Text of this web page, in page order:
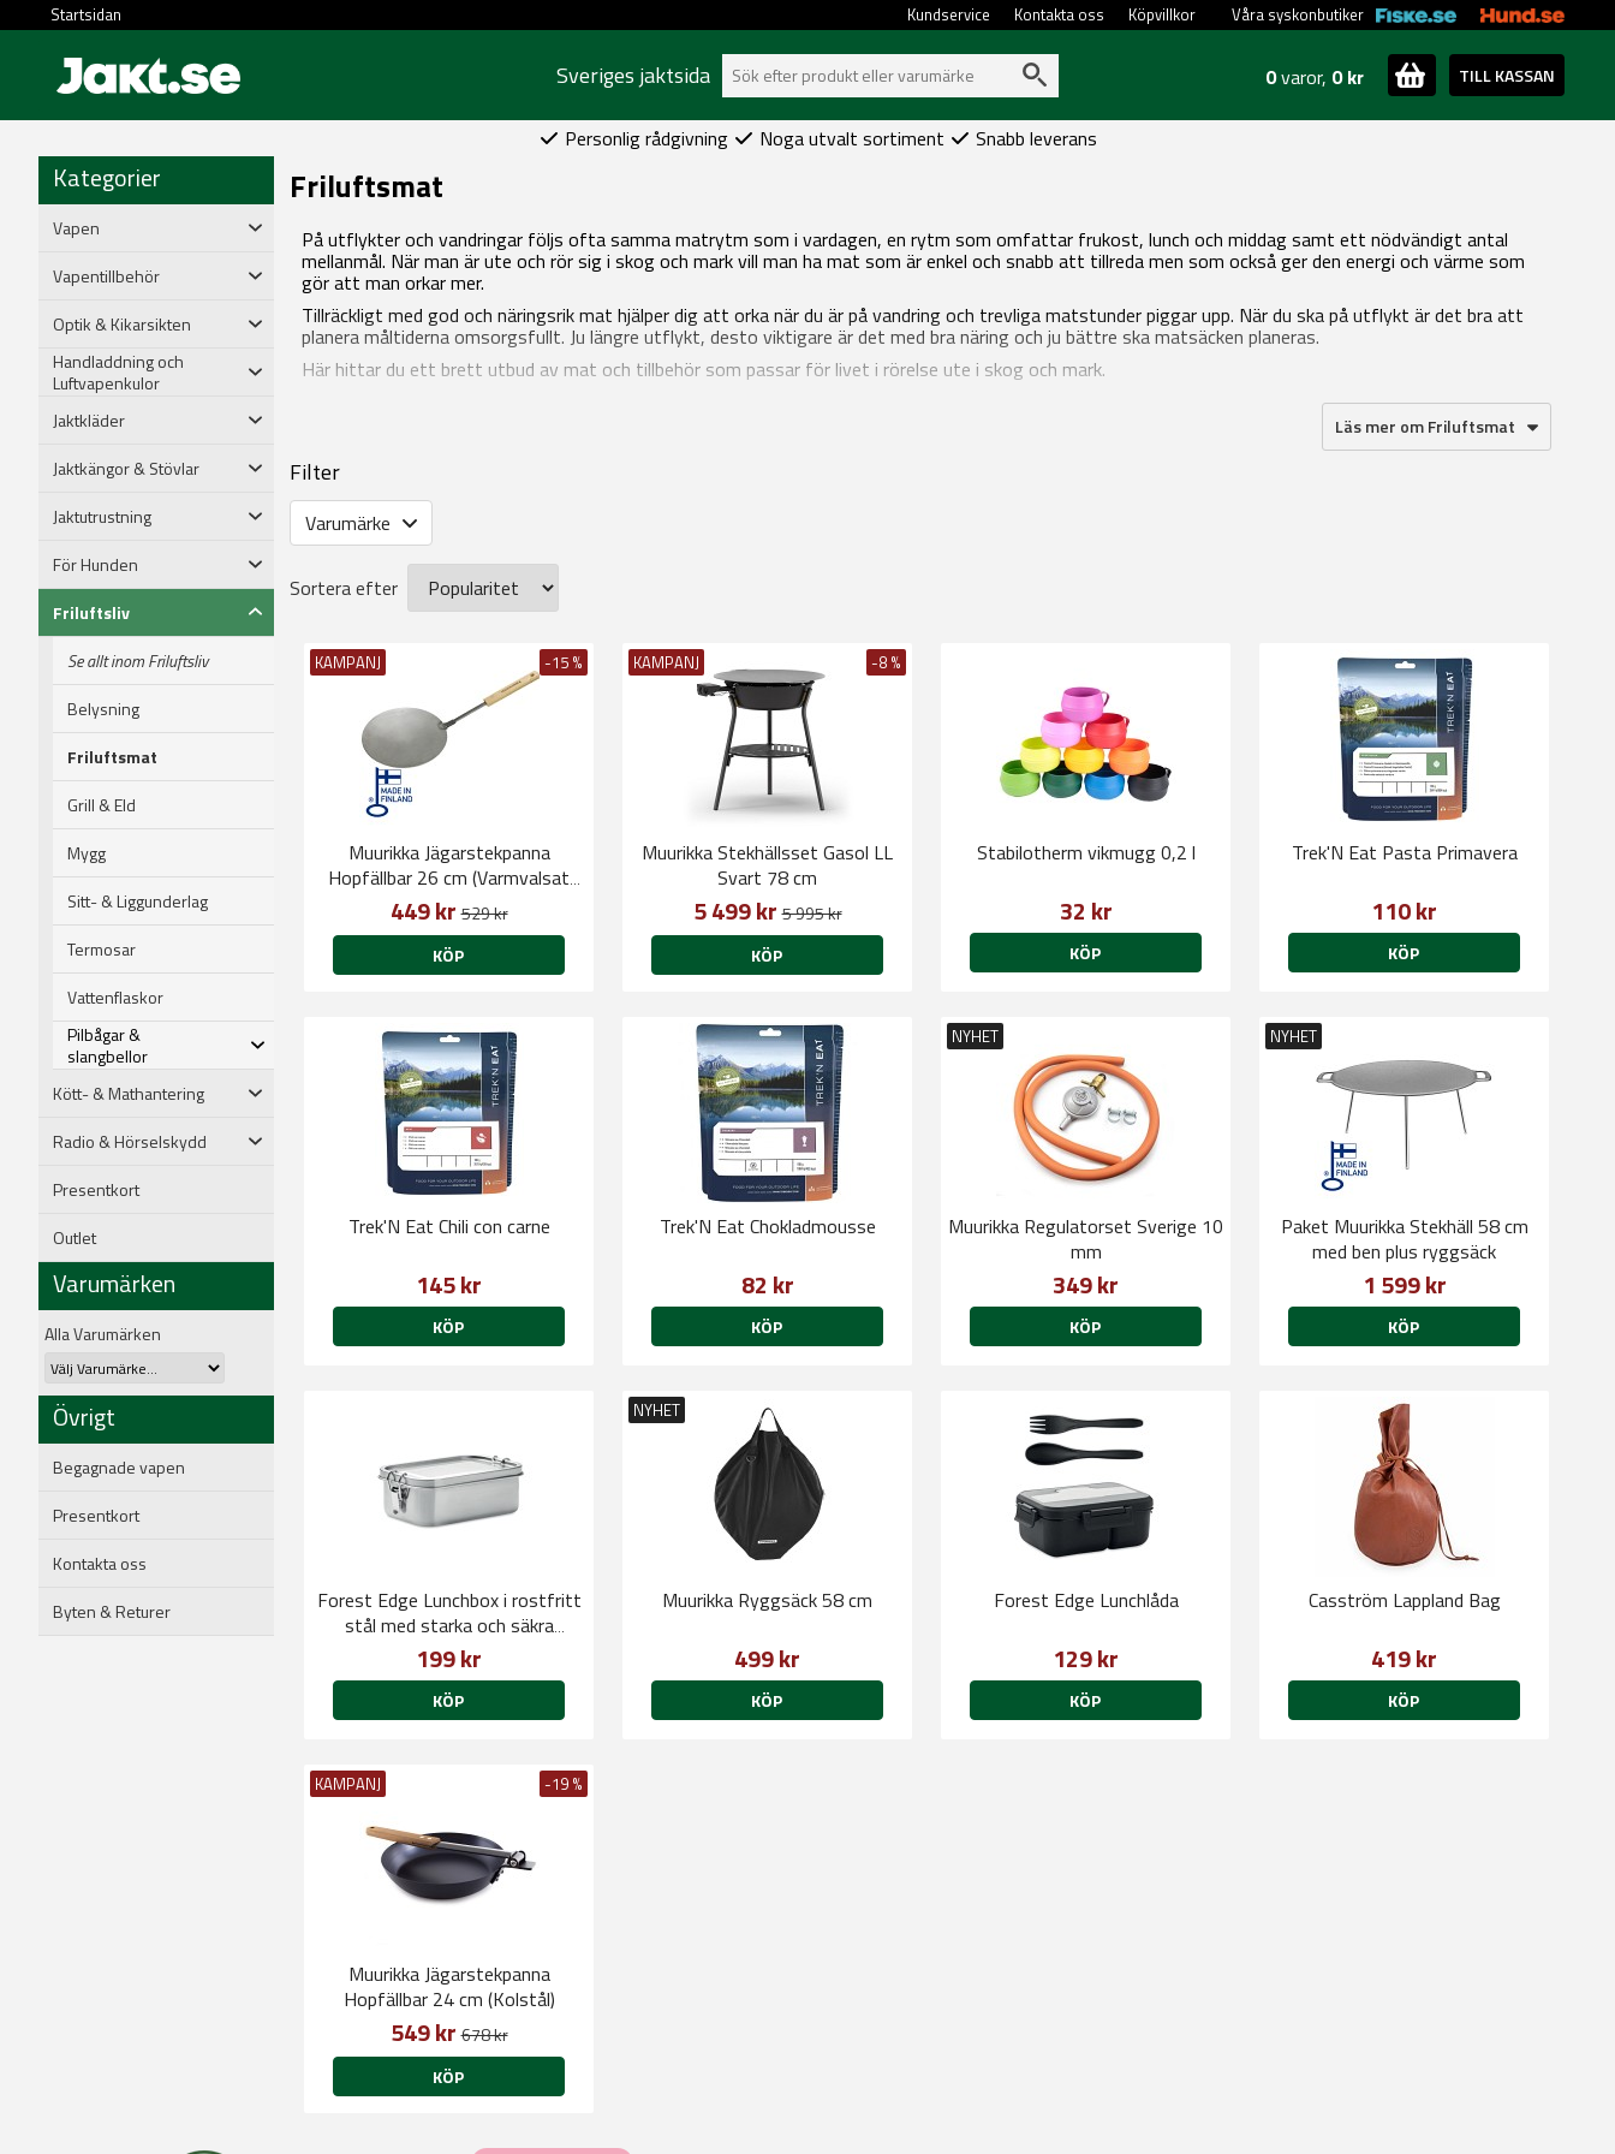
Startsidan Våra syskonbutiker
Köpvillkor
Kontakta oss
Kundservice
Sveriges jaktsida 0varor, 0 kr TILL KASSAN
Personlig rådgivning Noga utvalt sortiment Snabb leverans
Kategorier
Vapen
Vapentillbehör
Optik & Kikarsikten
Handladdning och
Luftvapenkulor
Jaktkläder
Jaktkängor & Stövlar
Jaktutrustning
För Hunden
Friluftsliv
Se allt inom Friluftsliv
Belysning
Friluftsmat
Grill & Eld
Mygg
Sitt- & Liggunderlag
Termosar
Vattenflaskor
Pilbågar &
slangbellor
Kött- & Mathantering
Radio & Hörselskydd
Presentkort
Outlet
Varumärken
Alla Varumärken
Övrigt
Begagnade vapen
Presentkort
Kontakta oss
Byten & Returer
Friluftsmat
På utflykter och vandringar följs ofta samma matrytm som i vardagen, en rytm som omfattar frukost, lunch och middag samt ett nödvändigt antal
mellanmål. När man är ute och rör sig i skog och mark vill man ha mat som är enkel och snabb att tillreda men som också ger den energi och värme som
gör att man orkar mer.
Tillräckligt med god och näringsrik mat hjälper dig att orka när du är på vandring och trevliga matstunder piggar upp. När du ska på utflykt är det bra att
planera måltiderna omsorgsfullt. Ju längre utflykt, desto viktigare är det med bra näring och ju bättre ska matsäcken planeras.
Här hittar du ett brett utbud av mat och tillbehör som passar för livet i rörelse ute i skog och mark.
Läs mer om Friluftsmat
Filter
Varumärke
Sortera efter
KAMPANJ -15 %
Muurikka Jägarstekpanna
Hopfällbar 26 cm (Varmvalsat
stål)
449 kr529 kr
KÖP
KAMPANJ -8 %
Muurikka Stekhällsset Gasol LL
Svart 78 cm
5 499 kr5 995 kr
KÖP
Stabilotherm vikmugg 0,2 l
32 kr
KÖP
Trek'N Eat Pasta Primavera
110 kr
KÖP
Trek'N Eat Chili con carne
145 kr
KÖP
Trek'N Eat Chokladmousse
82 kr
KÖP
NYHET
Muurikka Regulatorset Sverige 10
mm
349 kr
KÖP
NYHET
Paket Muurikka Stekhäll 58 cm
med ben plus ryggsäck
1 599 kr
KÖP
Forest Edge Lunchbox i rostfritt
stål med starka och säkra
låsningar.
199 kr
KÖP
NYHET
Muurikka Ryggsäck 58 cm
499 kr
KÖP
Forest Edge Lunchlåda
129 kr
KÖP
Casström Lappland Bag
419 kr
KÖP
KAMPANJ -19 %
Muurikka Jägarstekpanna
Hopfällbar 24 cm (Kolstål)
549 kr678 kr
KÖP